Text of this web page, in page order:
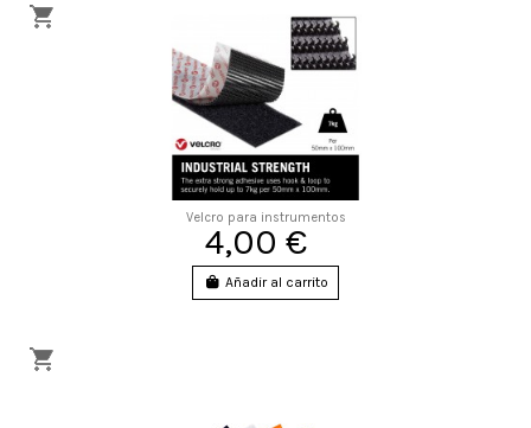
Velcro para instrumentos
4,00 €
Añadir al carrito